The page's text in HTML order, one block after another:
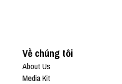
Về chúng tôi
About Us
Media Kit